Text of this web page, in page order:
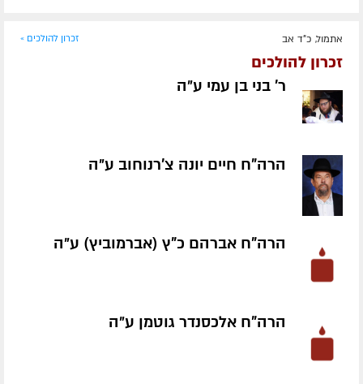
אתמול, כ"ד אב זכרון להולכים »
זכרון להולכים
ר' בני בן עמי ע״ה
הרה"ח חיים יונה צ'רנוחוב ע״ה
הרה"ח אברהם כ"ץ (אברמוביץ) ע״ה
הרה"ח אלכסנדר גוטמן ע״ה